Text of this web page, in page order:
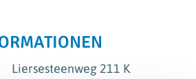
Liersesteenweg 211 K